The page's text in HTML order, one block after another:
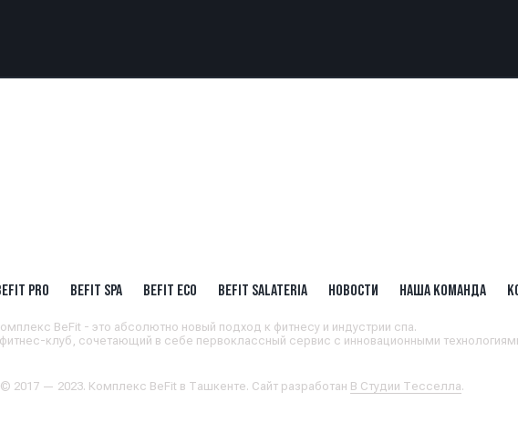
PRO BEFIT SPA BEFIT ECO BEFIT SALATERIA НОВОСТИ НАША КОМАНДА
BeFit - это абсолютно новый подход к фитнесу и индустрии спа.
клуб, сочетающий в себе первоклассный сервис с инновационными
2017 — 2023. Комплекс BeFit в Ташкенте. Сайт разработан В Студии Тесселла.